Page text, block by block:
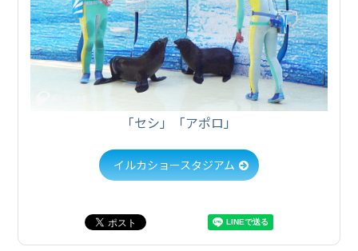
「セシ」「アポロ」
イルカショースタジアム